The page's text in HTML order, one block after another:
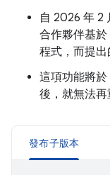
自 2026 年 2
合作夥伴基
程式，而提出
這項功能將於
後，就無法再
發布子版本